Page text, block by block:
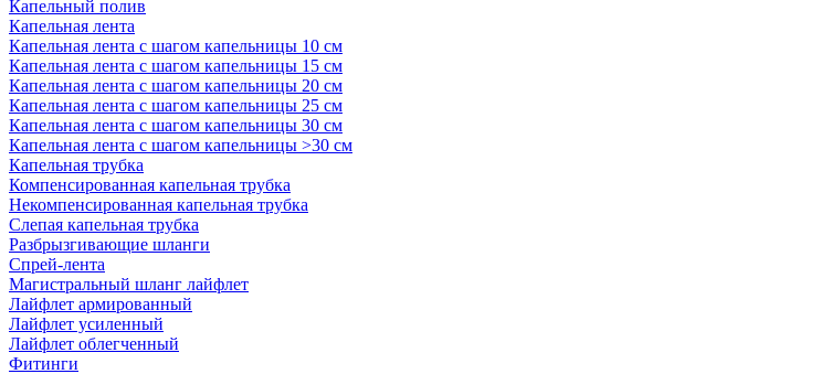
Капельный полив
Капельная лента
Капельная лента с шагом капельницы 10 см
Капельная лента с шагом капельницы 15 см
Капельная лента с шагом капельницы 20 см
Капельная лента с шагом капельницы 25 см
Капельная лента с шагом капельницы 30 см
Капельная лента с шагом капельницы >30 см
Капельная трубка
Компенсированная капельная трубка
Некомпенсированная капельная трубка
Слепая капельная трубка
Разбрызгивающие шланги
Спрей-лента
Магистральный шланг лайфлет
Лайфлет армированный
Лайфлет усиленный
Лайфлет облегченный
Фитинги